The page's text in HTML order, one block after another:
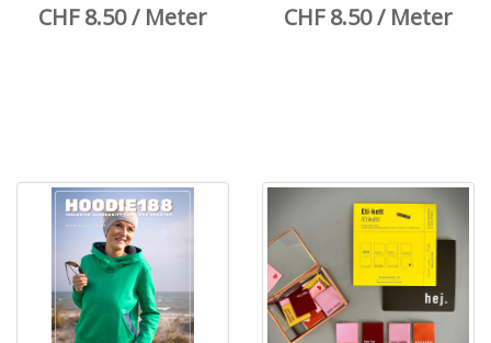
CHF 8.50 / Meter CHF 8.50 / Meter